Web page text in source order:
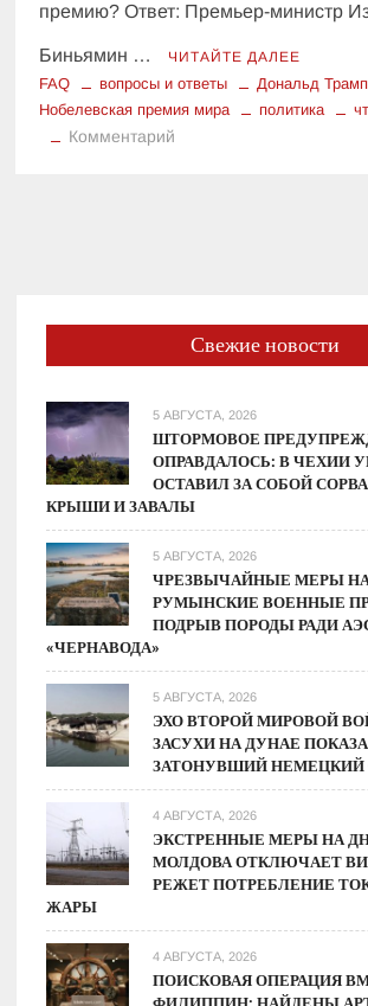
премию? Ответ: Премьер-министр
Биньямин … ЧИТАЙТЕ ДАЛЕЕ
FAQ вопросы и ответы Дональд Трамп
Нобелевская премия мира
политика
Комментарий
главные
вопросы
Свежие новости
5 АВГУСТА, 2026
ШТОРМОВОЕ
ОПРАВДАЛОСЬ: В ЧЕХИИ
ОСТАВИЛ ЗА СОБОЙ
КРЫШИ И ЗАВАЛЫ
5 АВГУСТА, 2026
ЧРЕЗВЫЧАЙНЫЕ МЕРЫ
РУМЫНСКИЕ ВОЕННЫЕ
ПОДРЫВ ПОРОДЫ РАДИ
«ЧЕРНАВОДА»
5 АВГУСТА, 2026
ЭХО ВТОРОЙ МИРОВОЙ
ЗАСУХИ НА ДУНАЕ
ЗАТОНУВШИЙ НЕМЕЦКИЙ
4 АВГУСТА, 2026
ЭКСТРЕННЫЕ МЕРЫ НА
МОЛДОВА ОТКЛЮЧАЕТ
РЕЖЕТ ПОТРЕБЛЕНИЕ
ЖАРЫ
4 АВГУСТА, 2026
ПОИСКОВАЯ ОПЕРАЦИЯ